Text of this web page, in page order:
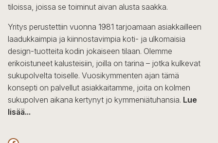
tiloissa, joissa se toiminut aivan alusta saakka.
Yritys perustettiin vuonna 1981 tarjoamaan asiakkailleen
laadukkaimpia ja kiinnostavimpia koti- ja ulkomaisia
design-tuotteita kodin jokaiseen tilaan. Olemme
erikoistuneet kalusteisiin, joilla on tarina – jotka kulkevat
sukupolvelta toiselle. Vuosikymmenten ajan tämä
konsepti on palvellut asiakkaitamme, joita on kolmen
sukupolven aikana kertynyt jo kymmeniätuhansia. Lue
lisää...